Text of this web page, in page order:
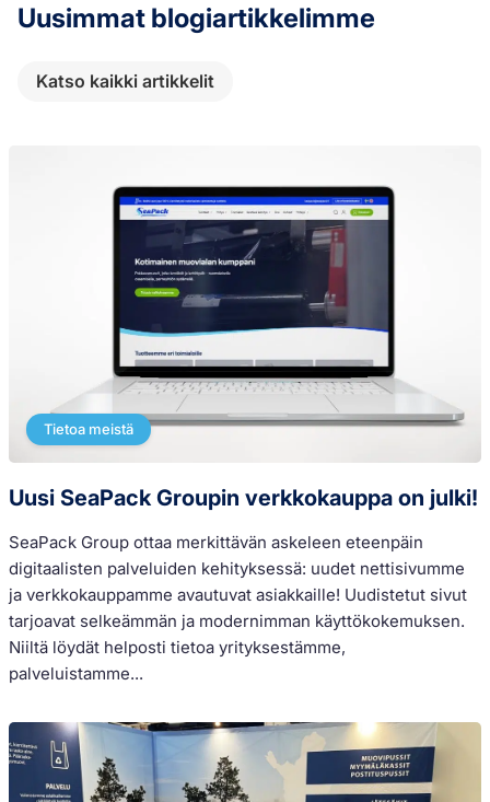
Uusimmat blogiartikkelimme
Katso kaikki artikkelit
Tietoa meistä
Uusi SeaPack Groupin verkkokauppa on julki!
SeaPack Group ottaa merkittävän askeleen eteenpäin
digitaalisten palveluiden kehityksessä: uudet nettisivumme
ja verkkokauppamme avautuvat asiakkaille! Uudistetut sivut
tarjoavat selkeämmän ja modernimman käyttökokemuksen.
Niiltä löydät helposti tietoa yrityksestämme,
palveluistamme...